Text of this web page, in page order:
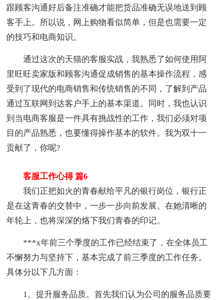
跟顾客沟通好后备注准确才能把货品准确无误地送到顾
客手上。所以说，网上购物看似简单，但是也需要一定
的技巧和电商知识。
通过这次的天猫的客服实战，我熟悉了如何使用阿
里旺旺卖家版和顾客沟通促成销售的基本操作流程，感
受到了现代的电商销售和传统销售的不同，了解到产品
通过互联网到达客户手上的基本渠道。同时，我也认识
到当电商客服是一件具有挑战性的工作，我们必须对项
目的产品熟悉，也要懂得操作基本的软件。我为双十一
贡献了，你呢?
客服工作心得 篇6
我们正把如火的青春献给平凡的银行岗位，银行正
是在这青春的交替中，一步一步向前发展。在她清晰的
年轮上，也将深深的烙下我们青春的印记。
***x年前三个季度的工作已经结束了，在全体员工
不懈努力与坚持下，基本完成了前三季度的工作任务。
具体分以下几方面：
1、提升服务品质。首先我们认为公司的服务品质要